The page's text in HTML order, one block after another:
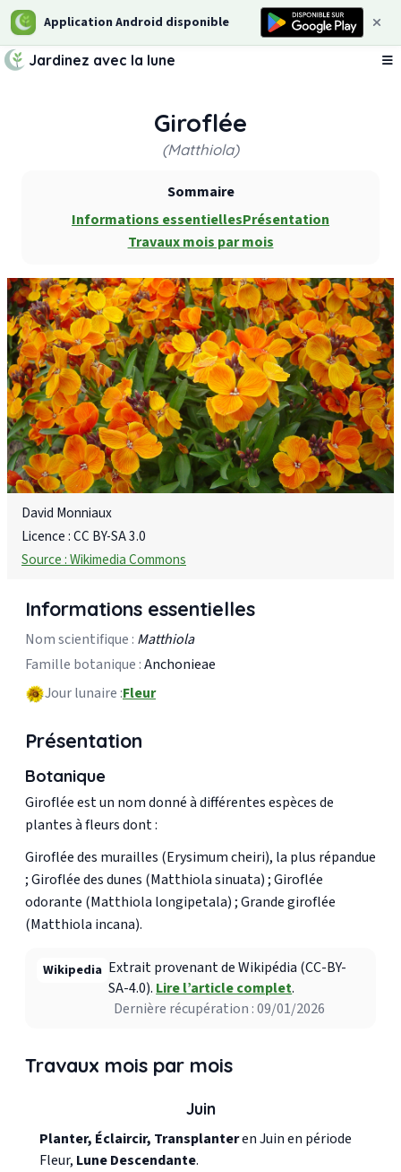
Application Android disponible
Jardinez avec la lune
Giroflée
(Matthiola)
Sommaire
Informations essentiellesPrésentation
Travaux mois par mois
David Monniaux
Licence : CC BY-SA 3.0
Source : Wikimedia Commons
Informations essentielles
Nom scientifique : Matthiola
Famille botanique :Anchonieae
Jour lunaire :Fleur
Présentation
Botanique
Giroflée est un nom donné à différentes espèces de
plantes à fleurs dont :
Giroflée des murailles (Erysimum cheiri), la plus répandue
; Giroflée des dunes (Matthiola sinuata) ; Giroflée
odorante (Matthiola longipetala) ; Grande giroflée
(Matthiola incana).
Wikipedia Extrait provenant de Wikipédia (CC-BY-
SA-4.0). Lire l’article complet.
Dernière récupération : 09/01/2026
Travaux mois par mois
Juin
Planter, Éclaircir, Transplanteren Juin en période
Fleur, Lune Descendante.